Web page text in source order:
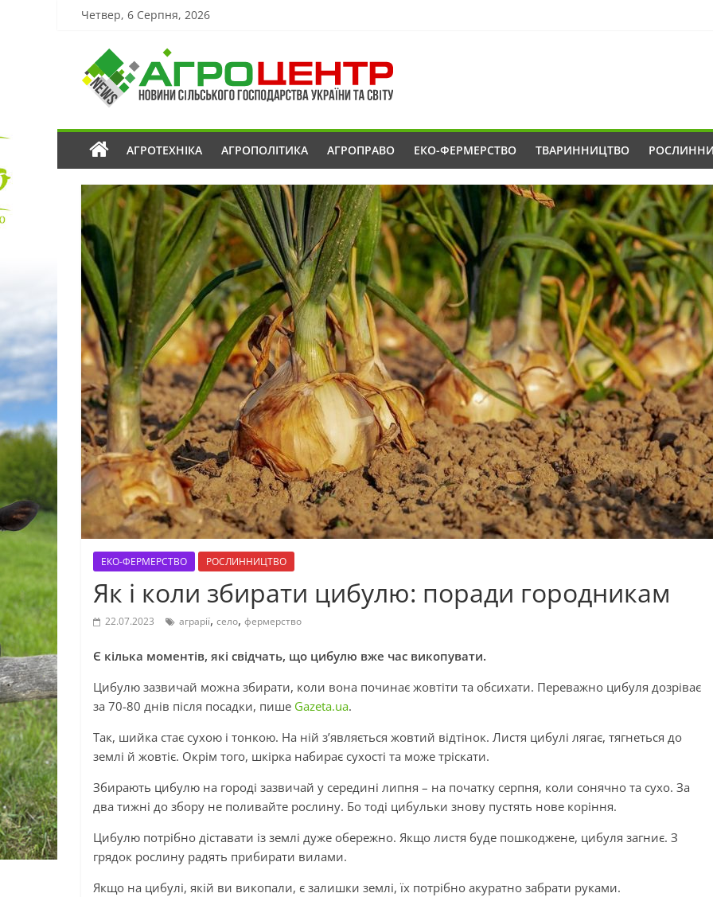
Четвер, 6 Серпня, 2026
АГРОТЕХНІКА АГРОПОЛІТИКА АГРОПРАВО ЕКО-ФЕРМЕРСТВО ТВАРИННИЦТВО
ЕКО-ФЕРМЕРСТВО РОСЛИННИЦТВО
Як і коли збирати цибулю: поради городникам
22.07.2023 аграрії, село, фермерство
Є кілька моментів, які свідчать, що цибулю вже час викопувати.
Цибулю зазвичай можна збирати, коли вона починає жовтіти та обсихати. Переважно цибуля дозріває
за 70-80 днів після посадки, пише Gazeta.ua.
Так, шийка стає сухою і тонкою. На ній з’являється жовтий відтінок. Листя цибулі лягає, тягнеться до
землі й жовтіє. Окрім того, шкірка набирає сухості та може тріскати.
Збирають цибулю на городі зазвичай у середині липня – на початку серпня, коли сонячно та сухо. За
два тижні до збору не поливайте рослину. Бо тоді цибульки знову пустять нове коріння.
Цибулю потрібно діставати із землі дуже обережно. Якщо листя буде пошкоджене, цибуля загниє. З
грядок рослину радять прибирати вилами.
Якщо на цибулі, якій ви викопали, є залишки землі, їх потрібно акуратно забрати руками.